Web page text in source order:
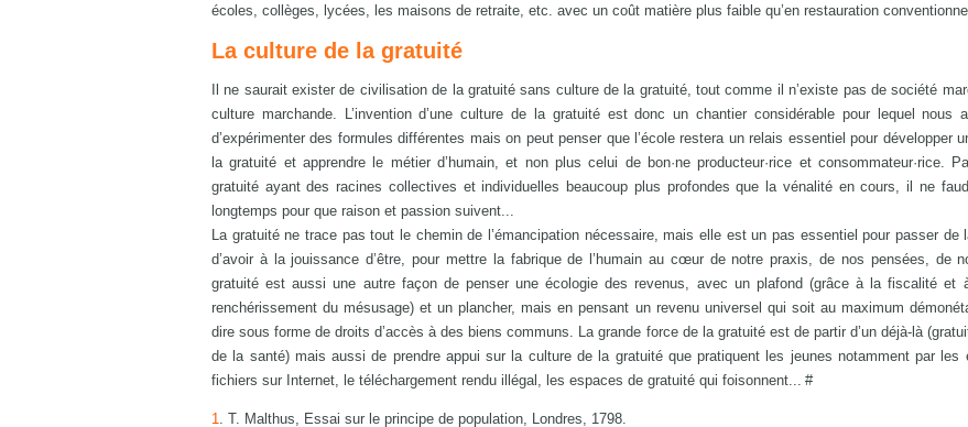
écoles, collèges, lycées, les maisons de retraite, etc. avec un coût matière plus faible qu’en restauration
La culture de la gratuité
Il ne saurait exister de civilisation de la gratuité sans culture de la gratuité, tout comme il n’existe pas de société
culture marchande. L’invention d’une culture de la gratuité est donc un chantier considérable pour lequel nous
d’expérimenter des formules différentes mais on peut penser que l’école restera un relais essentiel pour développer
la gratuité et apprendre le métier d’humain, et non plus celui de bon·ne producteur·rice et consommateur·rice.
gratuité ayant des racines collectives et individuelles beaucoup plus profondes que la vénalité en cours, il ne
longtemps pour que raison et passion suivent...
La gratuité ne trace pas tout le chemin de l’émancipation nécessaire, mais elle est un pas essentiel pour passer de
d’avoir à la jouissance d’être, pour mettre la fabrique de l’humain au cœur de notre praxis, de nos pensées, de
gratuité est aussi une autre façon de penser une écologie des revenus, avec un plafond (grâce à la fiscalité et
renchérissement du mésusage) et un plancher, mais en pensant un revenu universel qui soit au maximum
dire sous forme de droits d’accès à des biens communs. La grande force de la gratuité est de partir d’un déjà-là
de la santé) mais aussi de prendre appui sur la culture de la gratuité que pratiquent les jeunes notamment par les
fichiers sur Internet, le téléchargement rendu illégal, les espaces de gratuité qui foisonnent... #
1 . T. Malthus, Essai sur le principe de population, Londres, 1798.